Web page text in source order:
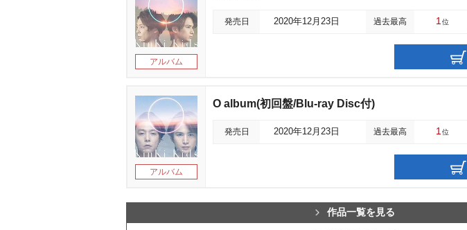
アルバム
発売日 2020年12月23日 過去最高 1 位
アルバム
O album(初回盤/Blu-ray Disc付)
発売日 2020年12月23日 過去最高 1 位
作品一覧を見る